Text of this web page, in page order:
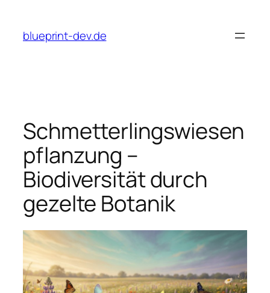
springen
blueprint-dev.de
Schmetterlingswiesen
pflanzung –
Biodiversität durch
gezelte Botanik